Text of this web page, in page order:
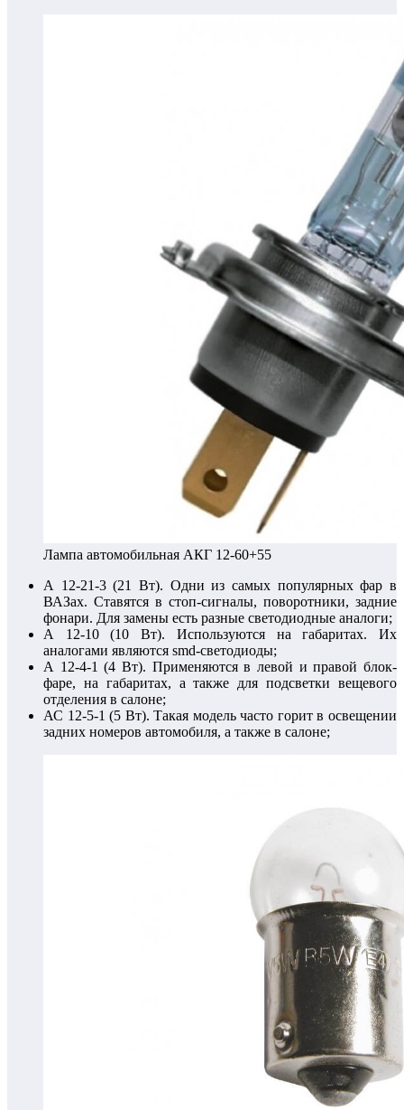
Лампа автомобильная АКГ 12-60+55
А 12-21-3 (21 Вт). Одни из самых популярных фар в
ВАЗах. Ставятся в стоп-сигналы, поворотники, задние
фонари. Для замены есть разные светодиодные аналоги;
А 12-10 (10 Вт). Используются на габаритах. Их
аналогами являются smd-светодиоды;
А 12-4-1 (4 Вт). Применяются в левой и правой блок-
фаре, на габаритах, а также для подсветки вещевого
отделения в салоне;
АС 12-5-1 (5 Вт). Такая модель часто горит в освещении
задних номеров автомобиля, а также в салоне;